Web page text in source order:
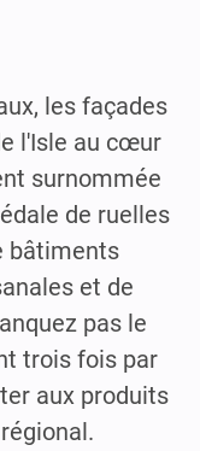
les façades
l'Isle au cœur
surnommée
de ruelles
bâtiments
et de
pas le
trois fois par
aux produits